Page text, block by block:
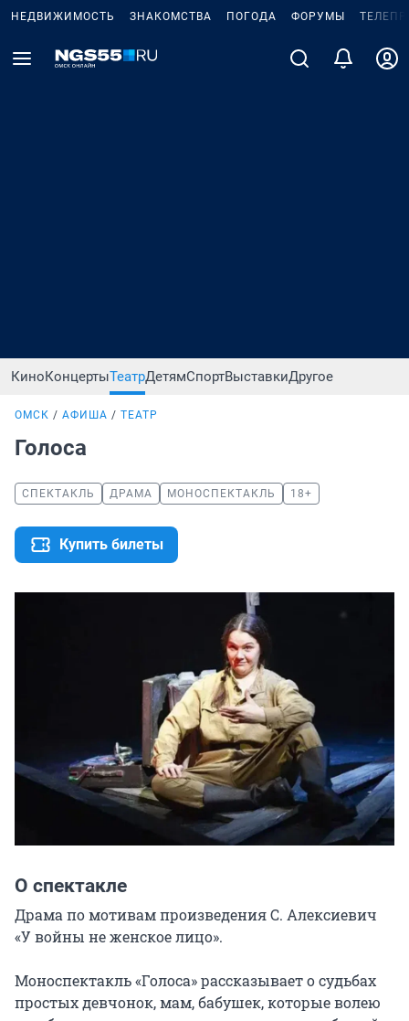
НЕДВИЖИМОСТЬ ЗНАКОМСТВА ПОГОДА ФОРУМЫ
КиноКонцертыТеатрДетямСпортВыставкиДругое
ОМСК АФИША ТЕАТР
Голоса
СПЕКТАКЛЬ ДРАМА МОНОСПЕКТАКЛЬ 18+
Купить билеты
О спектакле
Драма по мотивам произведения С. Алексиевич
«У войны не женское лицо».
Моноспектакль «Голоса» рассказывает о судьбах
простых девчонок, мам, бабушек, которые волею